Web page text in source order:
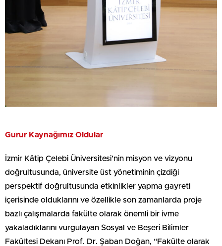
Gurur Kaynağımız Oldular
İzmir Kâtip Çelebi Üniversitesi’nin misyon ve vizyonu
doğrultusunda, üniversite üst yönetiminin çizdiği
perspektif doğrultusunda etkinlikler yapma gayreti
içerisinde olduklarını ve özellikle son zamanlarda proje
bazlı çalışmalarda fakülte olarak önemli bir ivme
yakaladıklarını vurgulayan Sosyal ve Beşeri Bilimler
Fakültesi Dekanı Prof. Dr. Şaban Doğan, “Fakülte olarak